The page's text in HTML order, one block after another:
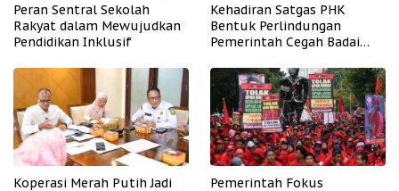
Peran Sentral Sekolah
Rakyat dalam Mewujudkan
Pendidikan Inklusif
Kehadiran Satgas PHK
Bentuk Perlindungan
Pemerintah Cegah Badai
Koperasi Merah Putih Jadi
Pemerintah Fokus